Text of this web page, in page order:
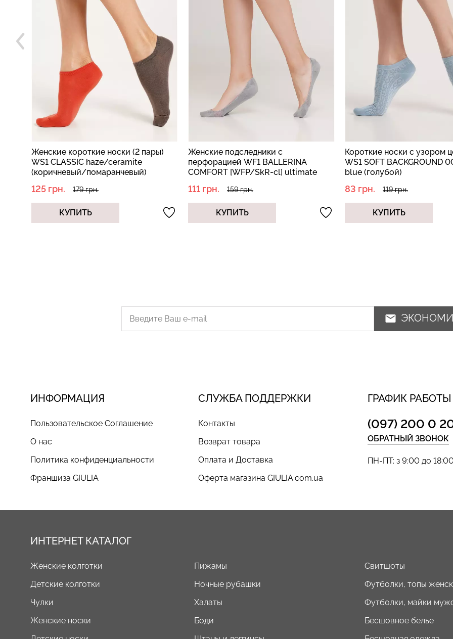
Женские подследники с
перфорацией WF1 BALLERINA
COMFORT [WFP/SkR-cl] ultimate
111 грн. 159 грн.
КУПИТЬ
Короткие носки с узором цепочек
WS1 SOFT BACKGROUND 001 baby
blue (голубой)
83 грн. 119 грн.
КУПИТЬ
Хлопковые носки WS2
2509, белые
83 грн. 119 грн.
КУПИТЬ
ИНФОРМАЦИЯ
Пользовательское Соглашение
О нас
Политика конфиденциальности
Франшиза GIULIA
СЛУЖБА ПОДДЕРЖКИ
Контакты
Возврат товара
Оплата и Доставка
Оферта магазина GIULIA.com.ua
ГРАФИК РАБОТЫ
(097) 200 0
ОБРАТНЫЙ ЗВОНОК
ПН-ПТ: з 9:00 до
ИНТЕРНЕТ КАТАЛОГ
Женские колготки
Детские колготки
Чулки
Женские носки
Пижамы
Ночные рубашки
Халаты
Боди
Свитшоты
Футболки, топы
Футболки, майки
Бесшовное белье